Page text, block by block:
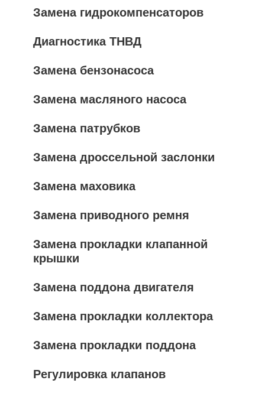
Замена гидрокомпенсаторов
Диагностика ТНВД
Замена бензонасоса
Замена масляного насоса
Замена патрубков
Замена дроссельной заслонки
Замена маховика
Замена приводного ремня
Замена прокладки клапанной
крышки
Замена поддона двигателя
Замена прокладки коллектора
Замена прокладки поддона
Регулировка клапанов